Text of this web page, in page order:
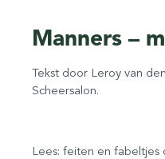
Manners –
Tekst door Leroy van
Scheersalon.
Lees: feiten en fabeltjes